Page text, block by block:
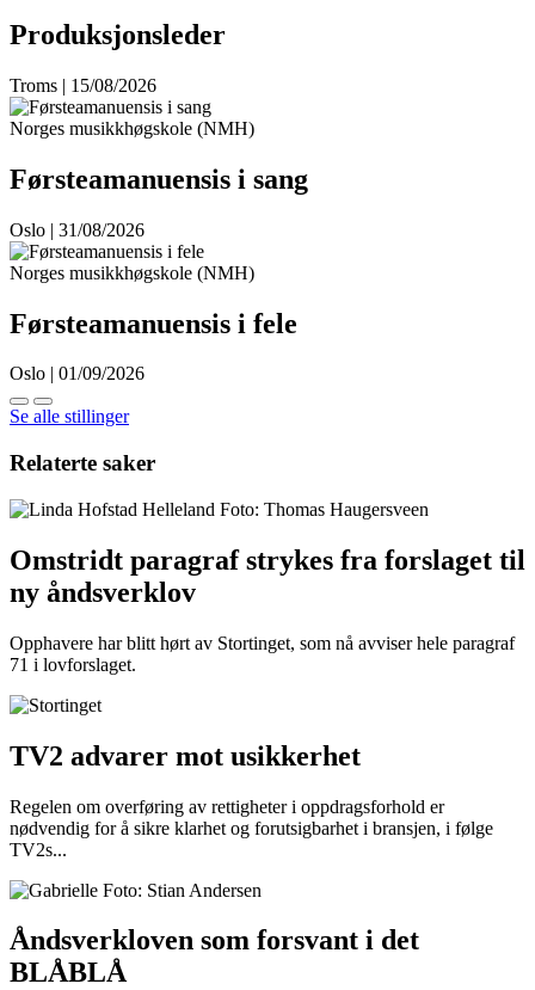
Produksjonsleder
Troms | 15/08/2026
Norges musikkhøgskole (NMH)
Førsteamanuensis i sang
Oslo | 31/08/2026
Norges musikkhøgskole (NMH)
Førsteamanuensis i fele
Oslo | 01/09/2026
Se alle stillinger
Relaterte saker
Omstridt paragraf strykes fra forslaget til
ny åndsverklov
Opphavere har blitt hørt av Stortinget, som nå avviser hele paragraf
71 i lovforslaget.
TV2 advarer mot usikkerhet
Regelen om overføring av rettigheter i oppdragsforhold er
nødvendig for å sikre klarhet og forutsigbarhet i bransjen, i følge
TV2s...
Åndsverkloven som forsvant i det
BLÅBLÅ